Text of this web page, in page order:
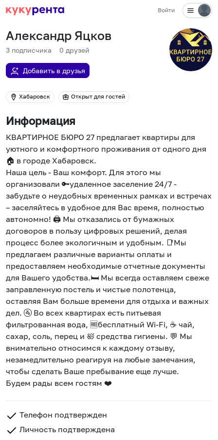
Войти
Александр Яцков
3 подписчика 0 друзей
Добавить в друзья
Хабаровск Открыт для гостей
Информация
КВАРТИРНОЕ БЮРО 27 предлагает квартиры для
уютного и комфортного проживания от одного дня
🏠 в городе Хабаровск.
Наша цель - Ваш комфорт. Для этого мы
организовали 🔑удаленное заселение 24/7 -
забудьте о неудобных временных рамках и встречах
– заселяйтесь в удобное для Вас время, полностью
автономно! 🖨️ Мы отказались от бумажных
договоров в пользу цифровых решений, делая
процесс более экологичным и удобным. 📑Мы
предлагаем различные варианты оплаты и
предоставляем необходимые отчетные документы
для Вашего удобства.🛏️ Мы всегда оставляем свеже
заправленную постель и чистые полотенца,
оставляя Вам больше времени для отдыха и важных
дел. 🚰 Во всех квартирах есть питьевая
фильтрованная вода, 🆓бесплатный Wi-Fi, ☕ чай,
сахар, соль, перец и 🛀 средства гигиены. 💬 Мы
внимательно относимся к каждому отзыву,
незамедлительно реагируя на любые замечания,
чтобы сделать Ваше пребывание еще лучше.
Будем рады всем гостям ❤️
Телефон подтвержден
Личность подтверждена